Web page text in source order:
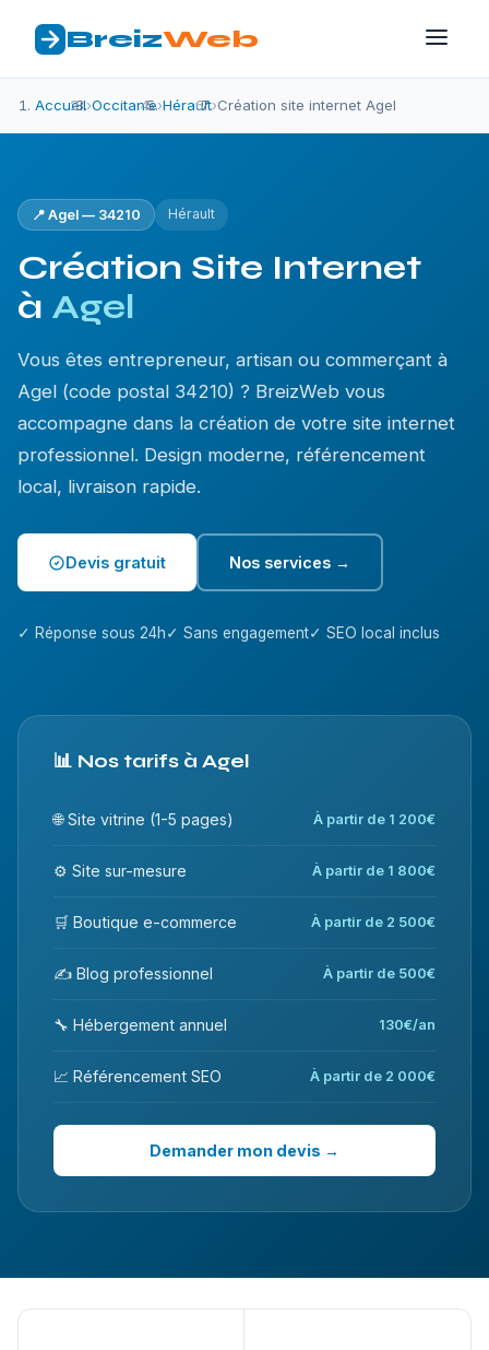
BreizWeb
Accueil›Occitanie›Hérault›Création site internet Agel
📍 Agel — 34210 Hérault
Création Site Internet
à Agel
Vous êtes entrepreneur, artisan ou commerçant à
Agel (code postal 34210) ? BreizWeb vous
accompagne dans la création de votre site internet
professionnel. Design moderne, référencement
local, livraison rapide.
Devis gratuit Nos services →
✓ Réponse sous 24h✓ Sans engagement✓ SEO local inclus
📊 Nos tarifs à Agel
🌐 Site vitrine (1-5 pages) À partir de 1 200€
⚙️ Site sur-mesure À partir de 1 800€
🛒 Boutique e-commerce À partir de 2 500€
✍️ Blog professionnel À partir de 500€
🔧 Hébergement annuel 130€/an
📈 Référencement SEO À partir de 2 000€
Demander mon devis →